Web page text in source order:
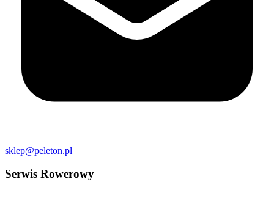
sklep@peleton.pl
Serwis Rowerowy